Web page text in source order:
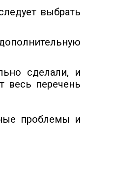
выбрать
сделали, и
весь перечень
проблемы и